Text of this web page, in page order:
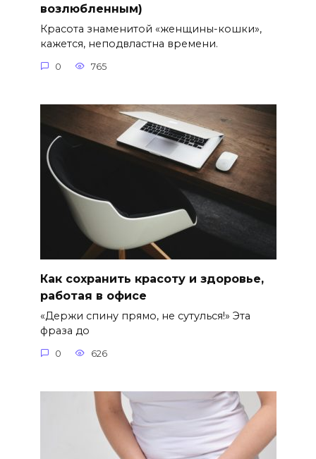
возлюбленным)
Красота знаменитой «женщины-кошки»,
кажется, неподвластна времени.
0 765
Как сохранить красоту и здоровье,
работая в офисе
«Держи спину прямо, не сутулься!» Эта
фраза до
0 626